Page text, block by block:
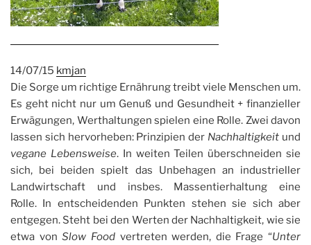
14/07/15 kmjan
Die Sorge um richtige Ernährung treibt viele Menschen um.
Es geht nicht nur um Genuß und Gesundheit + finanzieller
Erwägungen, Werthaltungen spielen eine Rolle. Zwei davon
lassen sich hervorheben: Prinzipien der Nachhaltigkeit und
vegane Lebensweise. In weiten Teilen überschneiden sie
sich, bei beiden spielt das Unbehagen an industrieller
Landwirtschaft und insbes. Massentierhaltung eine
Rolle. In entscheidenden Punkten stehen sie sich aber
entgegen. Steht bei den Werten der Nachhaltigkeit, wie sie
etwa vonSlow Foodvertreten werden, die Frage “Unter